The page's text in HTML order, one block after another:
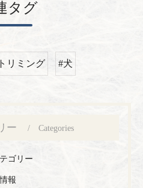
タグ
リミング #犬
ー Categories
ゴリー
報